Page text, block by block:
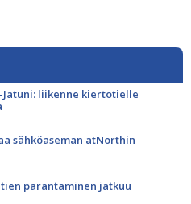
liikenne kiertotielle
sähköaseman atNorthin
parantaminen jatkuu